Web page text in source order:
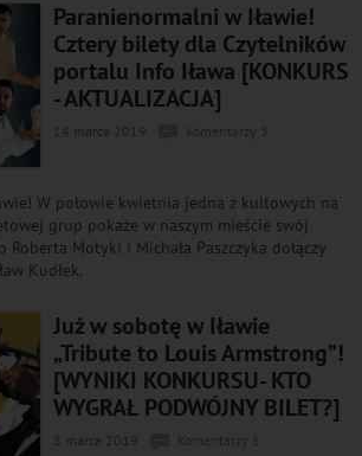
Paranienormalni w Iławie!
Cztery bilety dla Czytelników
portalu Info Iława [KONKURS
- AKTUALIZACJA]
14 marca 2019
W połowie kwietnia jedna z kultowych na
grup pokaże w naszym mieście swój
Roberta Motyki i Michała Paszczyka dołączy
Kudłek.
Już w sobotę w Iławie
„Tribute to Louis Armstrong”!
[WYNIKI KONKURSU- KTO
WYGRAŁ PODWÓJNY BILET?]
8 marca 2019